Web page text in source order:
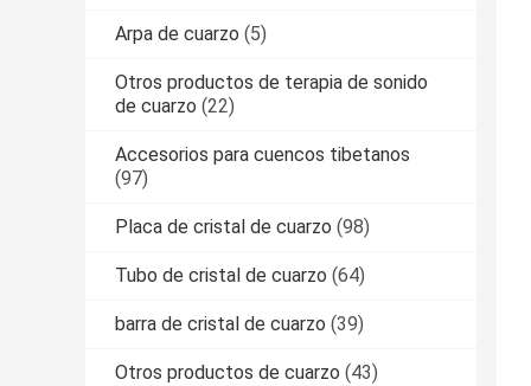
Arpa de cuarzo (5)
Otros productos de terapia de sonido
de cuarzo (22)
Accesorios para cuencos tibetanos
(97)
Placa de cristal de cuarzo (98)
Tubo de cristal de cuarzo (64)
barra de cristal de cuarzo (39)
Otros productos de cuarzo (43)